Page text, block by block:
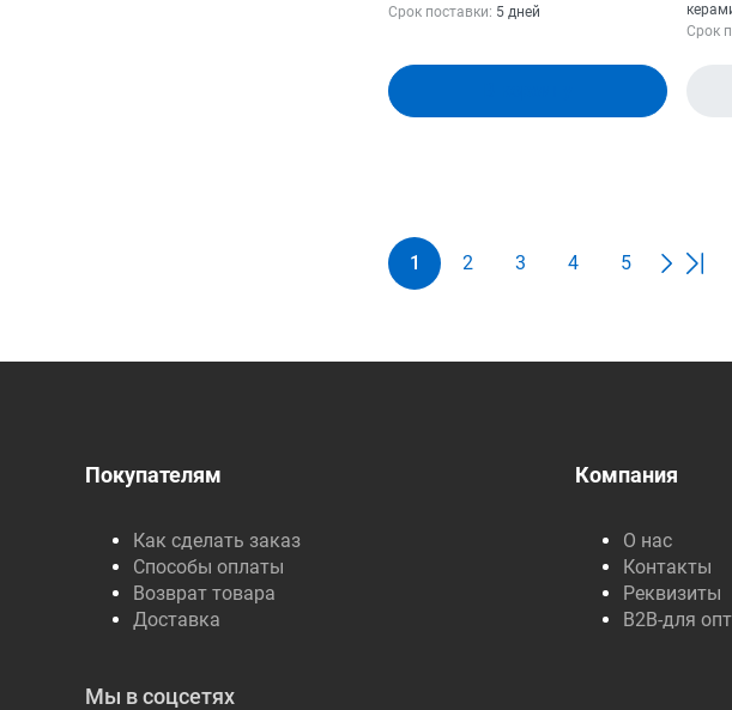
Срок поставки: 5 дней
Срок
1 2 3 4 5
Покупателям
Как сделать заказ
Способы оплаты
Возврат товара
Доставка
Компания
О нас
Контакты
Реквизиты
B2B-для
Мы в соцсетях